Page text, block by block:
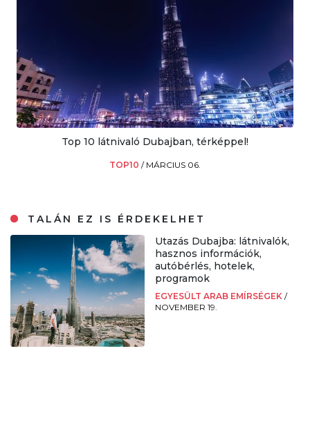
Top 10 látnivaló Dubajban, térképpel!
TOP10 / MÁRCIUS 06.
TALÁN EZ IS ÉRDEKELHET
Utazás Dubajba: látnivalók,
hasznos információk,
autóbérlés, hotelek,
programok
EGYESÜLT ARAB EMÍRSÉGEK /
NOVEMBER 19.